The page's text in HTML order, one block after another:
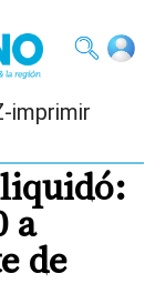
imprimir
a
de